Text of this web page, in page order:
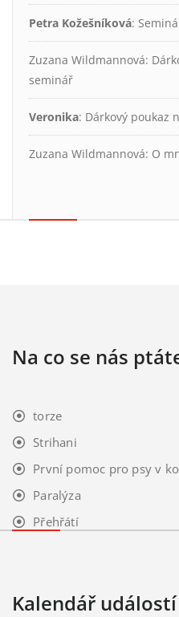
Petra Kožešníková:
Zuzana Wildmannová:
seminář
Veronika: Dárkový poukaz
Zuzana Wildmannová: O
Na co se nás
torze
Strihani
První pomoc pro psy v
Paralýza
Přehřátí
Kalendář událostí